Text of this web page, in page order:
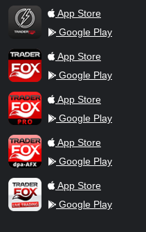
TraderFox Flash
App Store
Google Play
TraderFox AppApp Store
Google Play
TraderFox ProApp Store
Google Play
TraderFox dpa-AFX ProFeed
App Store
Google Play
TraderFox Live Trading
App Store
Google Play